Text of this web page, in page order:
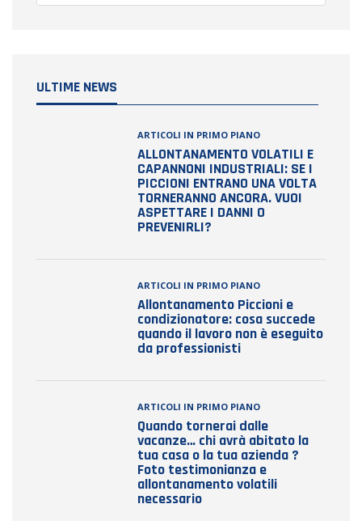
ULTIME NEWS
ARTICOLI IN PRIMO PIANO
ALLONTANAMENTO VOLATILI E
CAPANNONI INDUSTRIALI: SE I
PICCIONI ENTRANO UNA VOLTA
TORNERANNO ANCORA. VUOI
ASPETTARE I DANNI O
PREVENIRLI?
ARTICOLI IN PRIMO PIANO
Allontanamento Piccioni e
condizionatore: cosa succede
quando il lavoro non è eseguito
da professionisti
ARTICOLI IN PRIMO PIANO
Quando tornerai dalle
vacanze… chi avrà abitato la
tua casa o la tua azienda ?
Foto testimonianza e
allontanamento volatili
necessario